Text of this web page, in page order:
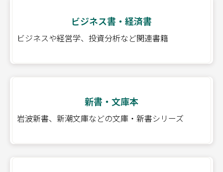
ビジネス書・経済書
ビジネスや経営学、投資分析など関連書籍
新書・文庫本
岩波新書、新潮文庫などの文庫・新書シリーズ